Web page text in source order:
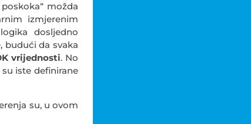
možda
izmjerenim
dosljedno
budući da svaka
vrijednosti. No
iste definirane
su, u ovom